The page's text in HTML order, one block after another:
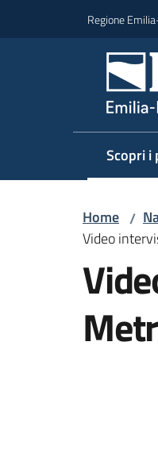
Regione
Scopri i
Home /
Video